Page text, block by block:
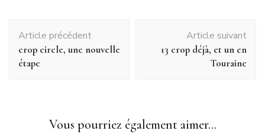
d'article
Article précédent
crop circle, une nouvelle
étape
Article suivant
13 crop déjà, et un en
Touraine
Vous pourriez également aimer...